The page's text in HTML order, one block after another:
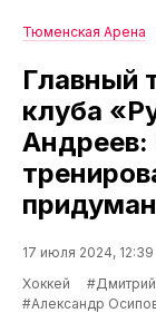
Тюменская Арена
Главный
клуба
Андреев:
17 июля 2024, 12:39
Хоккей
#Александр